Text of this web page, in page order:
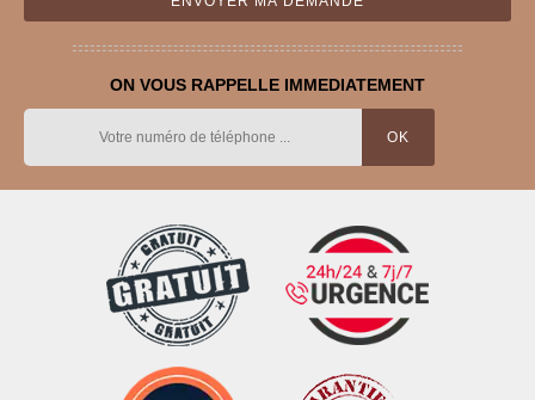
ON VOUS RAPPELLE IMMEDIATEMENT